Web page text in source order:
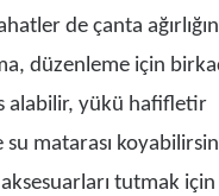
de çanta
düzenleme için
alabilir, yükü hafifletir
matarası
tutmak